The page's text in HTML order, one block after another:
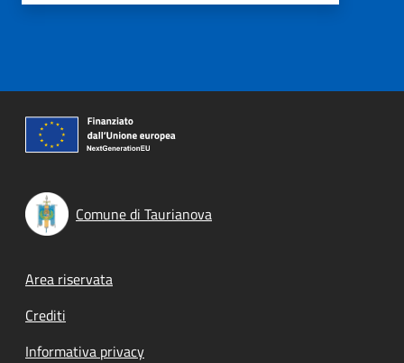
Comune di Taurianova
Footer menu
Area riservata
Crediti
Informativa privacy